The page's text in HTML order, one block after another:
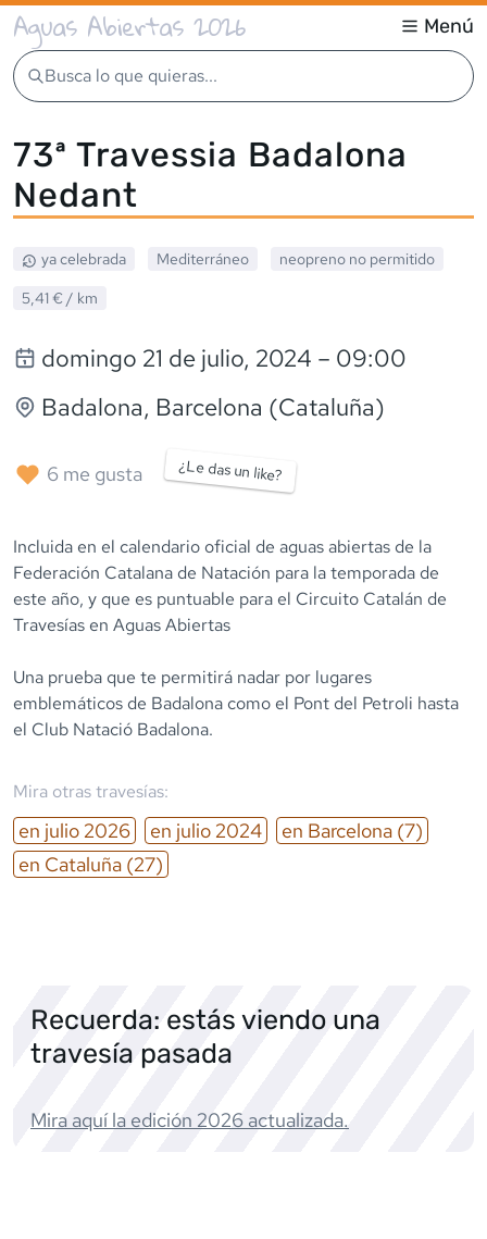
Aguas Abiertas 2026 Menú
Busca lo que quieras...
73ª Travessia Badalona
Nedant
ya celebrada Mediterráneo neopreno no permitido
5,41 € / km
domingo 21 de julio, 2024 – 09:00
Badalona, Barcelona (Cataluña)
6 me gusta ¿Le das un like?
Incluida en el calendario oficial de aguas abiertas de la
Federación Catalana de Natación para la temporada de
este año, y que es puntuable para el Circuito Catalán de
Travesías en Aguas Abiertas
Una prueba que te permitirá nadar por lugares
emblemáticos de Badalona como el Pont del Petroli hasta
el Club Natació Badalona.
Mira otras travesías:
en julio 2026 en julio 2024 en Barcelona (7)
en Cataluña (27)
Recuerda: estás viendo una
travesía pasada
Mira aquí la edición 2026 actualizada.